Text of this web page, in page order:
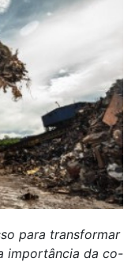
para transformar
importância da co-